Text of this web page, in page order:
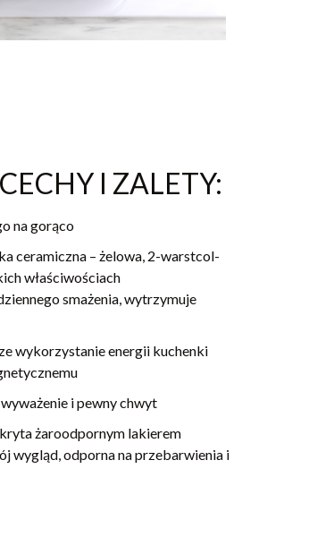
I ZALETY:
na gorąco
ceramiczna – żelowa, 2-warstcol-
właściwościach
smażenia, wytrzymuje
wykorzystanie energii kuchenki
i pewny chwyt
żaroodpornym lakierem
wygląd, odporna na przebarwienia i